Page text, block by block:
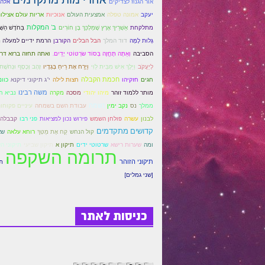
יעקב אמונה טפלה אמצעית העולם אנוכיות אריות עולם
מתלקחת אַשְׁרֵיךְ אֶרֶץ שֶׁמַּלְכֵּךְ בֶּן חוֹרִים ב' המקלות בַּחֹדֶשׁ
גָּלוּת לָמָּה דוד המלך הבל הבלים הקורבן הרמת ידיים למעלה
הסביבה וְאַתָּה תֶּחֱזֶה בְּסוֹד שׂרְטּוֹטי יָדַיִם. ואתה תחזה ברזא
לְיַעֲקֹב וַיֵּלֶךְ אִישׁ מִבֵּית לֵוִי וַיָּרַח אֶת רֵיחַ בְּגָדָיו זָהָב וָכֶסֶף וּנְחֹשֶׁת
חגים חזקיהו חכמת הקבלה חצות לילה י"ג תיקוני דיקנא
מותר ללמוד זוהר מיהו יהודי מסכה מקרה משה רבינו נביא
ממלך נס נקב ימין נשמה עבודת השם בשמחה עיניים
לבנון עשרה פולחן השמש פירוש נכון למציאות פני רבו קבבלה
קדושים מתקדמים קול הנחש קַח אֶת מַטְּךָ רוחא עלאה
ומה שערות רישא שרטוטי ידים תיקון א תיקוני
תיקוני הזוהר תרומה השקפה
[שני גמלים]
כניסות לאתר